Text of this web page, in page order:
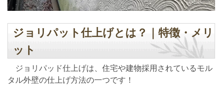
ジョリパット仕上げとは？｜特徴・メリ
ット
ジョリパッド仕上げは、住宅や建物採用されているモル
タル外壁の仕上げ方法の一つです！